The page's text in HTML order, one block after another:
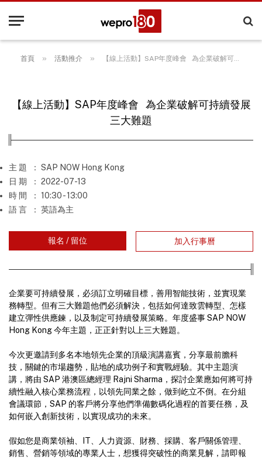
首頁 » 活動推介 » 【線上活動】SAP年度峰會 為企業破解可持續發展三大難題
【線上活動】SAP年度峰會 為企業破解可持續發展
三大難題
主 題
： SAP NOW Hong Kong
日 期
： 2022-07-13
時 間
： 10:30 - 13:00
語 言
： 英語為主
報名 / 留位 加入行事曆
企業要可持續發展，必須訂立明確目標，善用智能技術，並實現業
務轉型。但有三大難題他們必須解決，包括如何達致雲轉型、怎樣
建立彈性供應鍊，以及制定可持續發展策略。年度盛事 SAP NOW
Hong Kong 今年主題，正正針對以上三大難題。
今次更邀請到多名本地領先企業的頂級演講嘉賓，分享最前膽科
技，關鍵的市場趨勢，貼地的成功例子和實戰經驗。其中主題演
講，將由 SAP 港澳區總經理 Rajni Sharma，探討企業應如何將可持
續性融入核心業務流程，以領先同業之餘，做到屹立不倒。在分組
會議環節，SAP 的客戶將分享他們準備數碼化過程的首要任務，及
如何嵌入創新技術，以實現成功的未來。
假如您是商業領袖、IT、人力資源、財務、採購、客戶關係管理、
銷售、營銷等領域的專業人士，想獲得突破性的商業見解，請即報